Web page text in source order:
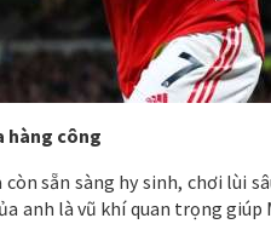
hàng công
sẵn sàng hy sinh, chơi lùi
anh là vũ khí quan trọng